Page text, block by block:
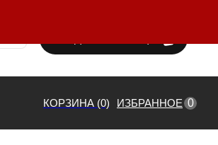
КОРЗИНА (0) ИЗБРАННОЕ 0